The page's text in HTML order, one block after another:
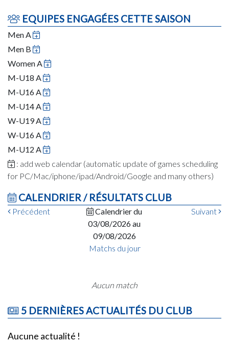
EQUIPES ENGAGÉES CETTE SAISON
Men A
Men B
Women A
M-U18 A
M-U16 A
M-U14 A
W-U19 A
W-U16 A
M-U12 A
: add web calendar (automatic update of games scheduling
for PC/Mac/iphone/ipad/Android/Google and many others)
CALENDRIER / RÉSULTATS CLUB
Précédent
Calendrier du
03/08/2026 au
09/08/2026
Suivant
Matchs du jour
Aucun match
5 DERNIÈRES ACTUALITÉS DU CLUB
Aucune actualité !